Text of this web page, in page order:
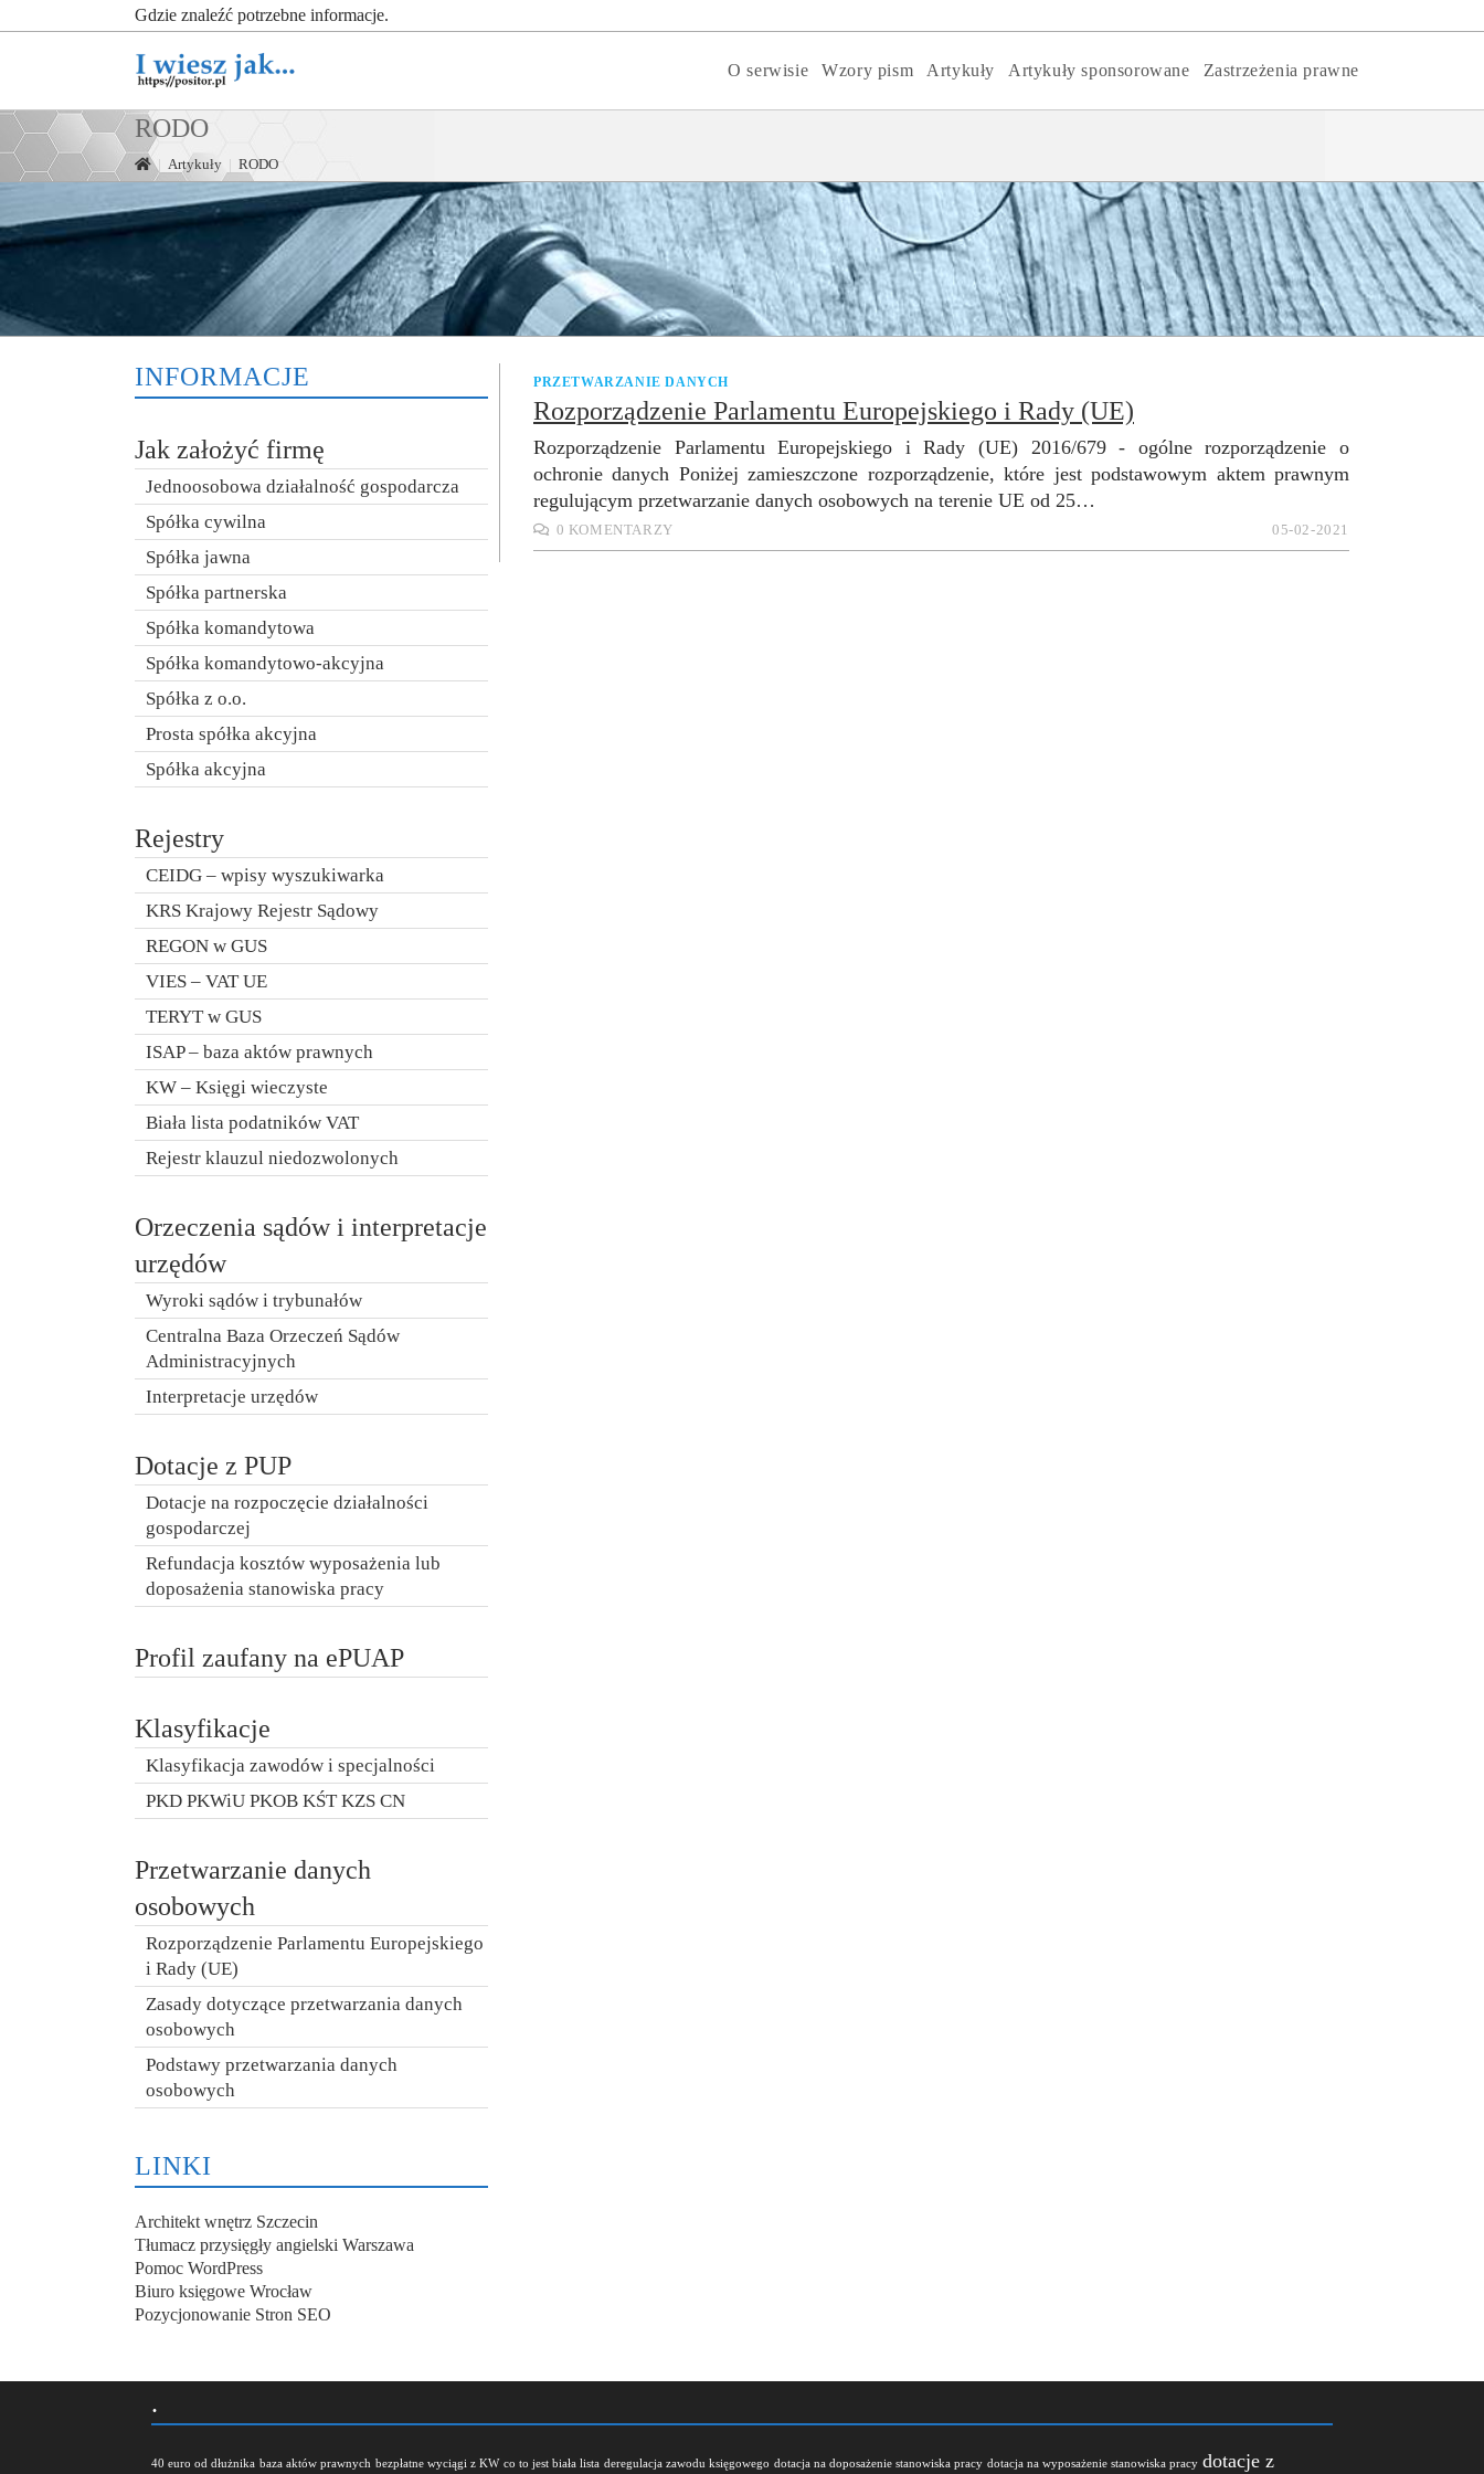
Gdzie znaleźć potrzebne informacje.
O serwisie Wzory pism Artykuły Artykuły sponsorowane Zastrzeżenia prawne
RODO
| Artykuły | RODO
PRZETWARZANIE DANYCH
Rozporządzenie Parlamentu Europejskiego i Rady (UE)
Rozporządzenie Parlamentu Europejskiego i Rady (UE) 2016/679 - ogólne rozporządzenie o
ochronie danych Poniżej zamieszczone rozporządzenie, które jest podstawowym aktem prawnym
regulującym przetwarzanie danych osobowych na terenie UE od 25…
0 KOMENTARZY 05-02-2021
INFORMACJE
Jak założyć firmę
Jednoosobowa działalność gospodarcza
Spółka cywilna
Spółka jawna
Spółka partnerska
Spółka komandytowa
Spółka komandytowo-akcyjna
Spółka z o.o.
Prosta spółka akcyjna
Spółka akcyjna
Rejestry
CEIDG – wpisy wyszukiwarka
KRS Krajowy Rejestr Sądowy
REGON w GUS
VIES – VAT UE
TERYT w GUS
ISAP – baza aktów prawnych
KW – Księgi wieczyste
Biała lista podatników VAT
Rejestr klauzul niedozwolonych
Orzeczenia sądów i interpretacje
urzędów
Wyroki sądów i trybunałów
Centralna Baza Orzeczeń Sądów
Administracyjnych
Interpretacje urzędów
Dotacje z PUP
Dotacje na rozpoczęcie działalności
gospodarczej
Refundacja kosztów wyposażenia lub
doposażenia stanowiska pracy
Profil zaufany na ePUAP
Klasyfikacje
Klasyfikacja zawodów i specjalności
PKD PKWiU PKOB KŚT KZS CN
Przetwarzanie danych
osobowych
Rozporządzenie Parlamentu Europejskiego
i Rady (UE)
Zasady dotyczące przetwarzania danych
osobowych
Podstawy przetwarzania danych
osobowych
LINKI
Architekt wnętrz Szczecin
Tłumacz przysięgły angielski Warszawa
Pomoc WordPress
Biuro księgowe Wrocław
Pozycjonowanie Stron SEO
.
40 euro od dłużnika baza aktów prawnych bezpłatne wyciągi z KW co to jest biała lista deregulacja zawodu księgowego dotacja na doposażenie stanowiska pracy dotacja na wyposażenie stanowiska pracy dotacje z